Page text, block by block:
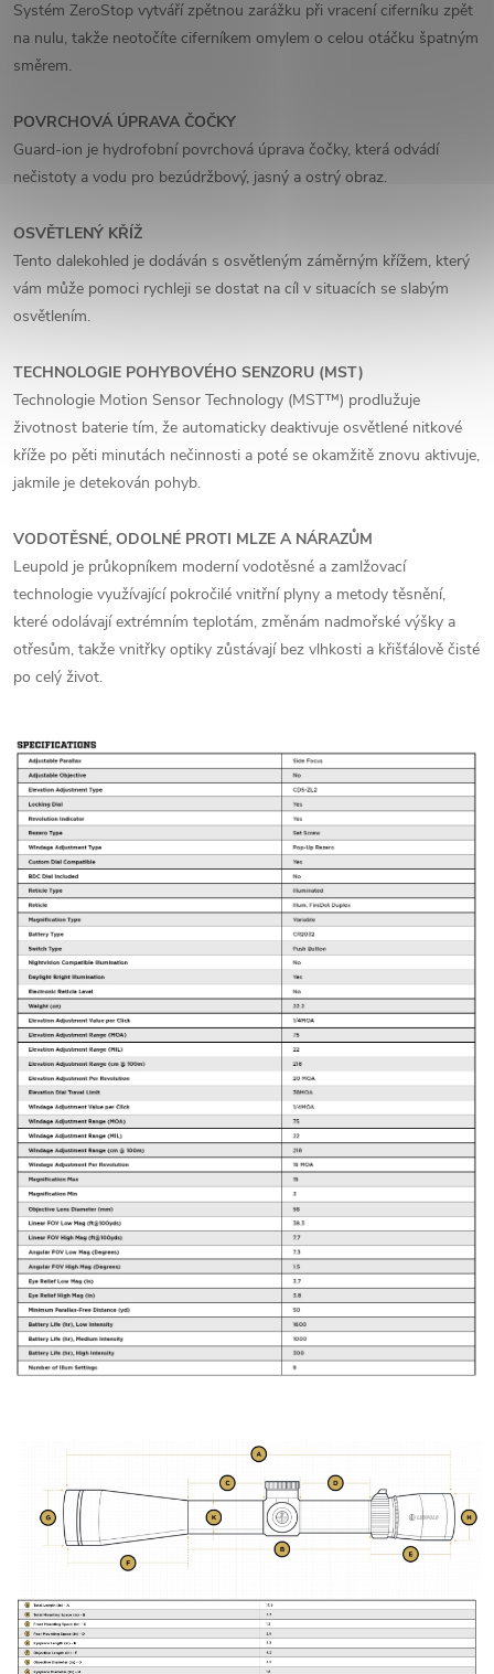
Systém ZeroStop vytváří zpětnou zarážku při vracení ciferníku zpět
na nulu, takže neotočíte ciferníkem omylem o celou otáčku špatným
směrem.
POVRCHOVÁ ÚPRAVA ČOČKY
Guard-ion je hydrofobní povrchová úprava čočky, která odvádí
nečistoty a vodu pro bezúdržbový, jasný a ostrý obraz.
OSVĚTLENÝ KŘÍŽ
Tento dalekohled je dodáván s osvětleným záměrným křížem, který
vám může pomoci rychleji se dostat na cíl v situacích se slabým
osvětlením.
TECHNOLOGIE POHYBOVÉHO SENZORU (MST)
Technologie Motion Sensor Technology (MST™) prodlužuje
životnost baterie tím, že automaticky deaktivuje osvětlené nitkové
kříže po pěti minutách nečinnosti a poté se okamžitě znovu aktivuje,
jakmile je detekován pohyb.
VODOTĚSNÉ, ODOLNÉ PROTI MLZE A NÁRAZŮM
Leupold je průkopníkem moderní vodotěsné a zamlžovací
technologie využívající pokročilé vnitřní plyny a metody těsnění,
které odolávají extrémním teplotám, změnám nadmořské výšky a
otřesům, takže vnitřky optiky zůstávají bez vlhkosti a křišťálově čisté
po celý život.